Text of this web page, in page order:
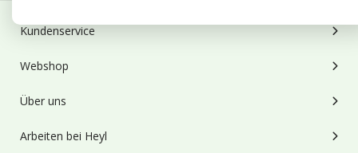
Kundenservice
Webshop
Über uns
Arbeiten bei Heyl